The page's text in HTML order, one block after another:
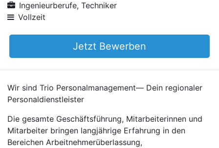
Ingenieurberufe, Techniker
Vollzeit
Jetzt Bewerben
Wir sind Trio Personalmanagement— Dein regionaler
Personaldienstleister
Die gesamte Geschäftsführung, Mitarbeiterinnen und
Mitarbeiter bringen langjährige Erfahrung in den
Bereichen Arbeitnehmerüberlassung,